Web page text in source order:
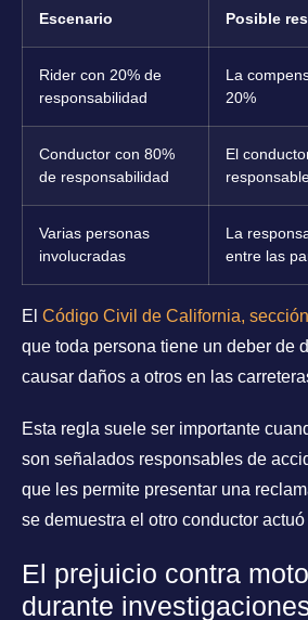
Escenario Posible
Rider con 20% de
responsabilidad
La
20%
Conductor con 80%
de responsabilidad
El
Varias personas
involucradas
La
entre las
El Código Civil de California,
que toda persona tiene un deber de
causar daños a otros en las
Esta regla suele ser importante
son señalados responsables de
que les permite presentar una
se demuestra el otro conductor
El prejuicio contra
durante